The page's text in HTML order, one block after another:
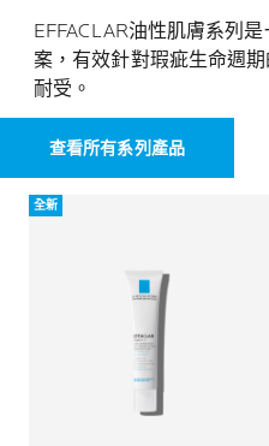
EFFACLAR油性肌膚系列
案，有效針對瑕疵生命週
耐受。
查看所有系列產品
全新